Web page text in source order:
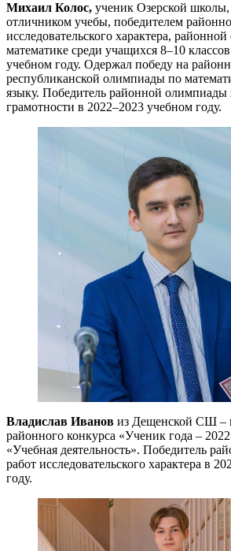
Михаил Колос, ученик Озерской школы,
отличником учебы, победителем
исследовательского характера,
математике среди учащихся 8–10
учебном году. Одержал победу на
республиканской олимпиады по
языку. Победитель районной
грамотности в 2022–2023 учебном году.
Владислав Иванов из Дещенской СШ –
районного конкурса «Ученик года –
«Учебная деятельность». Победитель
работ исследовательского характера в
году.